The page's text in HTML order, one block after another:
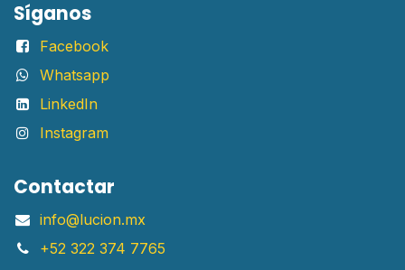
Síganos
Facebook
Whatsapp
LinkedIn
Instagram
Contactar
info@lucion.mx
+52 322 374 7765